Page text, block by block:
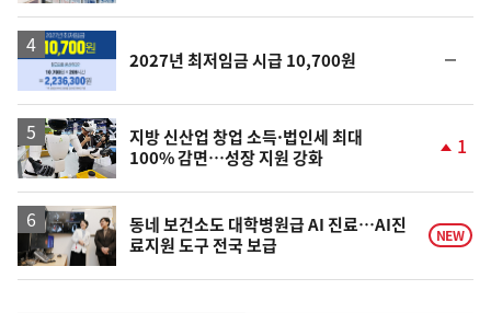
상
2027년 최저임금 시급 10,700원
일
지방 신산업 창업 소득·법인세 최대
100% 감면…성장 지원 강화
상
승
1
동네 보건소도 대학병원급 AI 진료…AI진
료지원 도구 전국 보급
NEW